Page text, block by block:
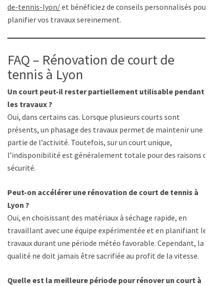
de-tennis-lyon/et bénéficiez de conseils personnalisés pour
planifier vos travaux sereinement.
FAQ – Rénovation de court de
tennis à Lyon
Un court peut-il rester partiellement utilisable pendant
les travaux ?
Oui, dans certains cas. Lorsque plusieurs courts sont
présents, un phasage des travaux permet de maintenir une
partie de l’activité. Toutefois, sur un court unique,
l’indisponibilité est généralement totale pour des raisons de
sécurité.
Peut-on accélérer une rénovation de court de tennis à
Lyon ?
Oui, en choisissant des matériaux à séchage rapide, en
travaillant avec une équipe expérimentée et en planifiant les
travaux durant une période météo favorable. Cependant, la
qualité ne doit jamais être sacrifiée au profit de la vitesse.
Quelle est la meilleure période pour rénover un court à